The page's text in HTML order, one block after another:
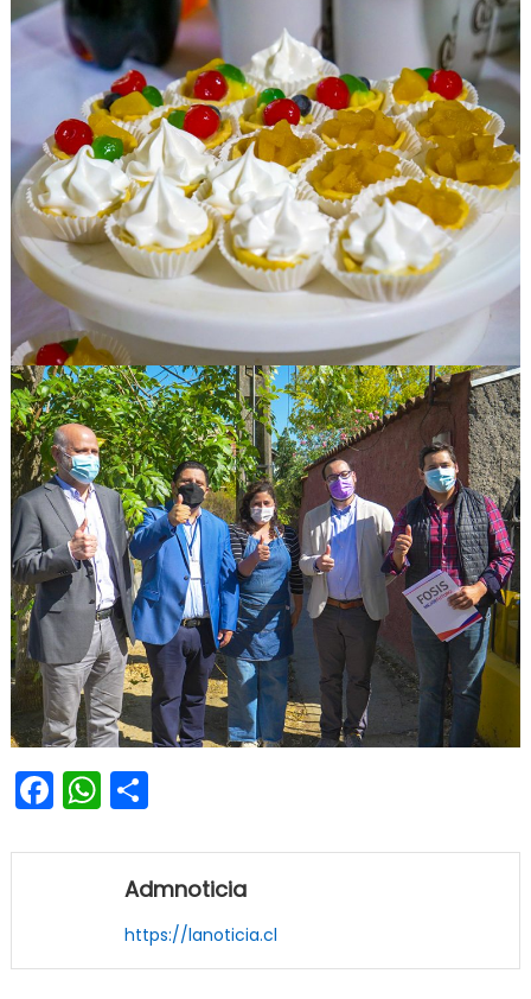
Facebook
WhatsApp
Share
Admnoticia
https://lanoticia.cl